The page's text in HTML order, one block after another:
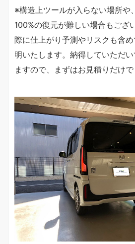
※構造上ツールが入らない場所や
100%の復元が難しい場合もござ
際に仕上がり予測やリスクも含
明いたします。納得していただ
ますので、まずはお見積りだけで